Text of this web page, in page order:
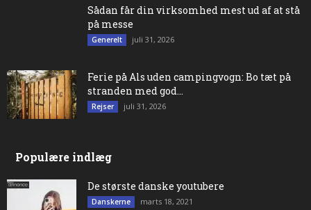
Sådan får din virksomhed mest ud af at stå
på messe
Generelt juli 31, 2026
Ferie på Als uden campingvogn: Bo tæt på
stranden med god...
Rejser juli 31, 2026
Populære indlæg
De største danske youtubere
Danskerne marts 18, 2021